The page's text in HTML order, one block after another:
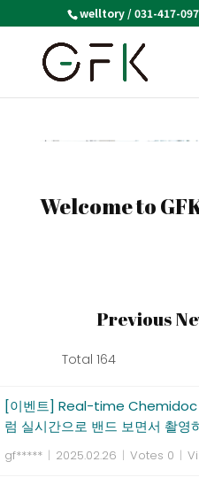
welltory / 031-417-
Welcome to
Previous
Total 164
[이벤트] Real-time Chemidoc
럼 실시간으로 밴드 보면서 촬영
gf***** | 2025.02.26 | Votes 0 |